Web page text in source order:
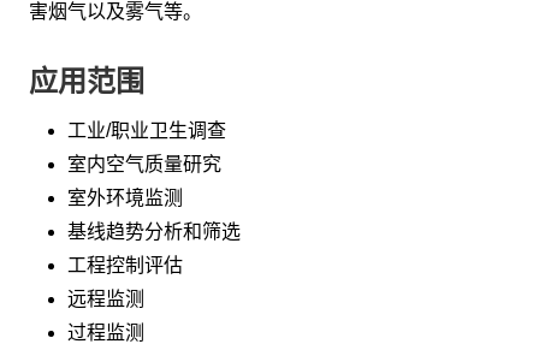
害烟气以及雾气等。
应用范围
工业/职业卫生调查
室内空气质量研究
室外环境监测
基线趋势分析和筛选
工程控制评估
远程监测
过程监测